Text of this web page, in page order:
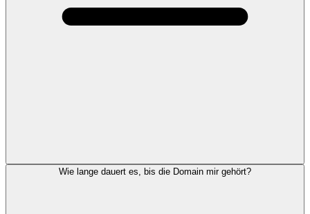
Wie lange dauert es, bis die Domain mir gehört?